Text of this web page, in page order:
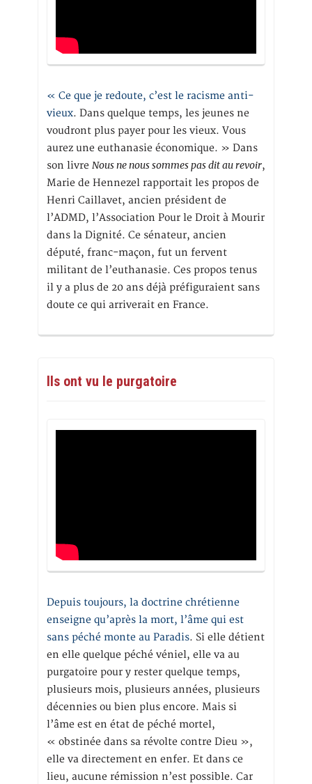
« Ce que je redoute, c’est le racisme anti-
vieux. Dans quelque temps, les jeunes ne
voudront plus payer pour les vieux. Vous
aurez une euthanasie économique. » Dans
son livre Nous ne nous sommes pas dit au revoir,
Marie de Hennezel rapportait les propos de
Henri Caillavet, ancien président de
l’ADMD, l’Association Pour le Droit à Mourir
dans la Dignité. Ce sénateur, ancien
député, franc-maçon, fut un fervent
militant de l’euthanasie. Ces propos tenus
il y a plus de 20 ans déjà préfiguraient sans
doute ce qui arriverait en France.
Ils ont vu le purgatoire
Depuis toujours, la doctrine chrétienne
enseigne qu’après la mort, l’âme qui est
sans péché monte au Paradis. Si elle détient
en elle quelque péché véniel, elle va au
purgatoire pour y rester quelque temps,
plusieurs mois, plusieurs années, plusieurs
décennies ou bien plus encore. Mais si
l’âme est en état de péché mortel,
« obstinée dans sa révolte contre Dieu »,
elle va directement en enfer. Et dans ce
lieu, aucune rémission n’est possible. Car